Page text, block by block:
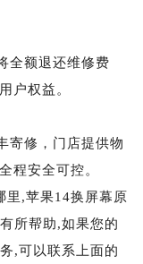
全额退还维修费
户权益。
寄修，门店提供物
程安全可控。
里,苹果14换屏幕原
所帮助,如果您的
,可以联系上面的